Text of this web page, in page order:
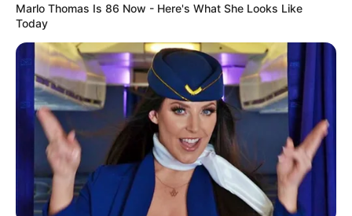
Marlo Thomas Is 86 Now - Here's What She Looks Like
Today